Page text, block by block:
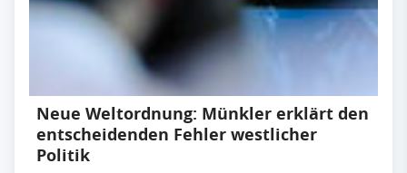
Neue Weltordnung: Münkler erklärt den
entscheidenden Fehler westlicher
Politik